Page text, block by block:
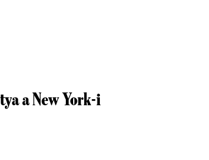
a New York-i